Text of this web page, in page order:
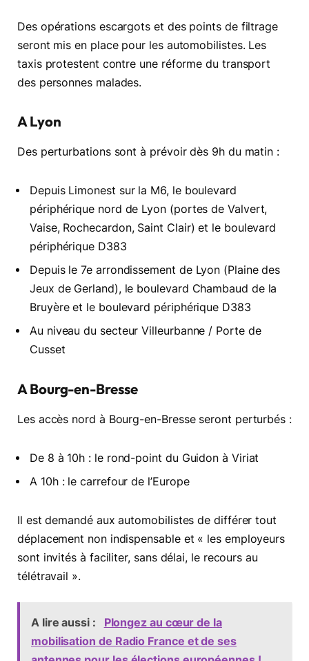
Des opérations escargots et des points de filtrage
seront mis en place pour les automobilistes. Les
taxis protestent contre une réforme du transport
des personnes malades.
A Lyon
Des perturbations sont à prévoir dès 9h du matin :
Depuis Limonest sur la M6, le boulevard
périphérique nord de Lyon (portes de Valvert,
Vaise, Rochecardon, Saint Clair) et le boulevard
périphérique D383
Depuis le 7e arrondissement de Lyon (Plaine des
Jeux de Gerland), le boulevard Chambaud de la
Bruyère et le boulevard périphérique D383
Au niveau du secteur Villeurbanne / Porte de
Cusset
A Bourg-en-Bresse
Les accès nord à Bourg-en-Bresse seront perturbés :
De 8 à 10h : le rond-point du Guidon à Viriat
A 10h : le carrefour de l’Europe
Il est demandé aux automobilistes de différer tout
déplacement non indispensable et « les employeurs
sont invités à faciliter, sans délai, le recours au
télétravail ».
A lire aussi :
Plongez au cœur de la
mobilisation de Radio France et de ses